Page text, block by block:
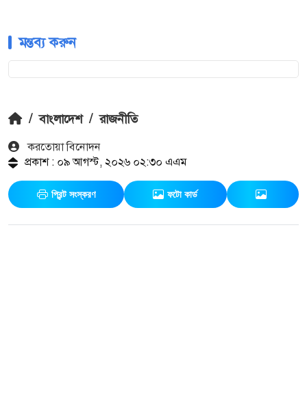
মন্তব্য করুন
/ বাংলাদেশ / রাজনীতি
করতোয়া বিনোদন
প্রকাশ : ০৯ আগস্ট, ২০২৬ ০২:৩০ এএম
প্রিন্ট সংস্করণ ফটো কার্ড